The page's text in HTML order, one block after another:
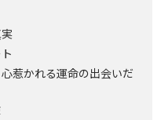
惹かれる運命の出会いだ